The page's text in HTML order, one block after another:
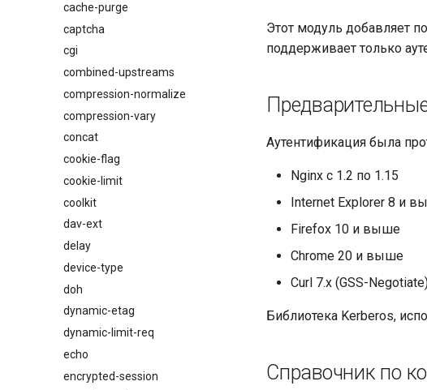
cache-purge
captcha
cgi
combined-upstreams
compression-normalize
compression-vary
concat
cookie-flag
cookie-limit
coolkit
dav-ext
delay
device-type
doh
dynamic-etag
dynamic-limit-req
echo
encrypted-session
Этот модуль добавляет
поддерживает только
Аутентификация была
Nginx с 1.2 по 1.15
Internet Explorer 8 и
Firefox 10 и выше
Chrome 20 и выше
Curl 7.x (GSS-
Библиотека Kerberos,
Справочник по